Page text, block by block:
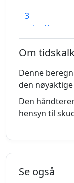
3
minutter
siden
minutter
siden
minutter
6
minutter
siden
Om
Denne
den
Den
hensyn til
Se også